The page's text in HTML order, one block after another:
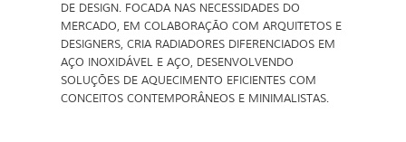
DE DESIGN. FOCADA NAS NECESSIDADES DO
MERCADO, EM COLABORAÇÃO COM ARQUITETOS E
DESIGNERS, CRIA RADIADORES DIFERENCIADOS EM
AÇO INOXIDÁVEL E AÇO, DESENVOLVENDO
SOLUÇÕES DE AQUECIMENTO EFICIENTES COM
CONCEITOS CONTEMPORÂNEOS E MINIMALISTAS.